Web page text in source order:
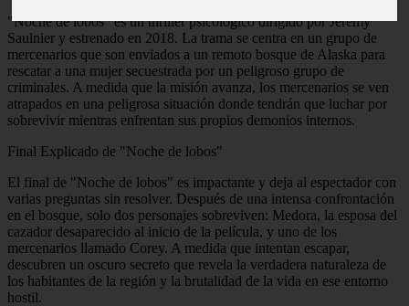
"Noche de lobos" es un thriller psicológico dirigido por Jeremy
Saulnier y estrenado en 2018. La trama se centra en un grupo de
mercenarios que son enviados a un remoto bosque de Alaska para
rescatar a una mujer secuestrada por un peligroso grupo de
criminales. A medida que la misión avanza, los mercenarios se ven
atrapados en una peligrosa situación donde tendrán que luchar por
sobrevivir mientras enfrentan sus propios demonios internos.
Final Explicado de "Noche de lobos"
El final de "Noche de lobos" es impactante y deja al espectador con
varias preguntas sin resolver. Después de una intensa confrontación
en el bosque, solo dos personajes sobreviven: Medora, la esposa del
cazador desaparecido al inicio de la película, y uno de los
mercenarios llamado Corey. A medida que intentan escapar,
descubren un oscuro secreto que revela la verdadera naturaleza de
los habitantes de la región y la brutalidad de la vida en ese entorno
hostil.